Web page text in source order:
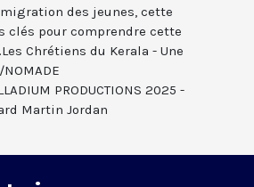
des jeunes, cette
clés pour comprendre cette
Chrétiens du Kerala - Une
PRODUCTIONS 2025 -
Martin Jordan